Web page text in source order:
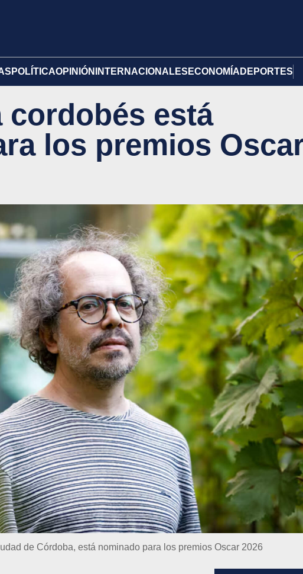
POLÍTICAOPINIÓN INTERNACIONALES ECONOMÍA DEPORTES
cordobés está
los premios
de Córdoba, está nominado para los premios Oscar 2026